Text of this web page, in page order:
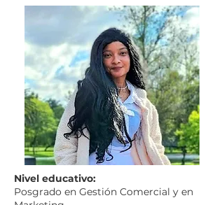
Nivel educativo:
Posgrado en Gestión Comercial y en